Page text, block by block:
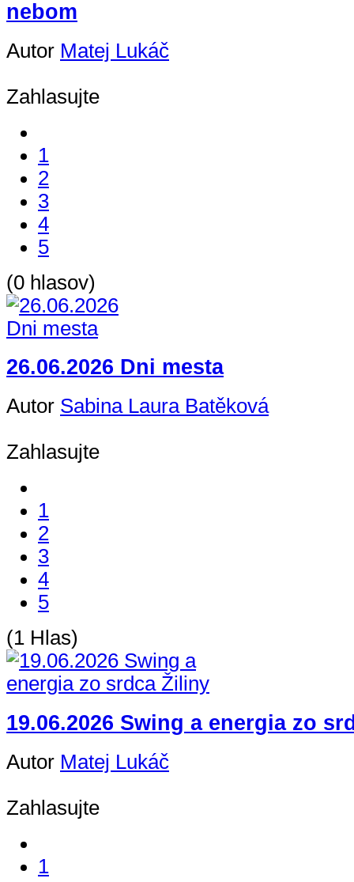
nebom
Autor Matej Lukáč
Zahlasujte
1
2
3
4
5
(0 hlasov)
26.06.2026 Dni mesta
Autor Sabina Laura Batěková
Zahlasujte
1
2
3
4
5
(1 Hlas)
19.06.2026 Swing a energia zo
Autor Matej Lukáč
Zahlasujte
1